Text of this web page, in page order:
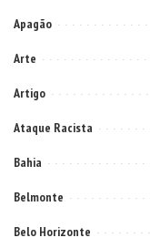
Apagão
Arte
Artigo
Ataque Racista
Bahia
Belmonte
Belo Horizonte